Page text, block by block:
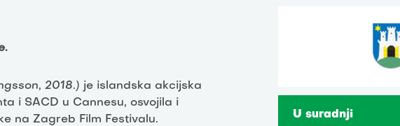
2018.) je islandska akcijska
i SACD u Cannesu, osvojila i
na Zagreb Film Festivalu.
U suradnji